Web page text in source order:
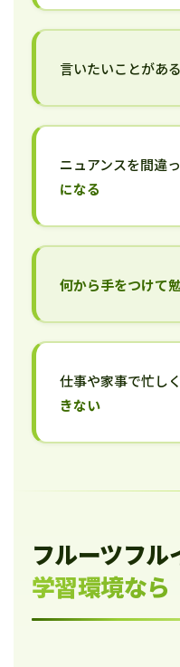
言いたいことがあ
ニュアンスを間違
になる
何から手をつけて
仕事や家事で忙しく
きない
フルーツフル
学習環境なら